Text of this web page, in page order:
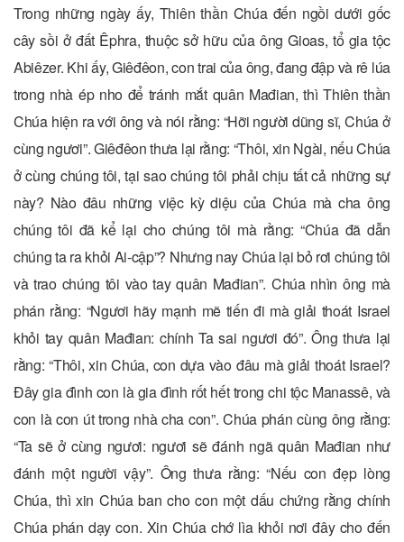
Trong những ngày ấy, Thiên thần Chúa đến ngồi dưới gốc
cây sồi ở đất Êphra, thuộc sở hữu của ông Gioas, tổ gia tộc
Abiêzer. Khi ấy, Giêđêon, con trai của ông, đang đập và rê lúa
trong nhà ép nho để tránh mắt quân Mađian, thì Thiên thần
Chúa hiện ra với ông và nói rằng: “Hỡi người dũng sĩ, Chúa ở
cùng ngươi”. Giêđêon thưa lại rằng: “Thôi, xin Ngài, nếu Chúa
ở cùng chúng tôi, tại sao chúng tôi phải chịu tất cả những sự
này? Nào đâu những việc kỳ diệu của Chúa mà cha ông
chúng tôi đã kể lại cho chúng tôi mà rằng: “Chúa đã dẫn
chúng ta ra khỏi Ai-cập”? Nhưng nay Chúa lại bỏ rơi chúng tôi
và trao chúng tôi vào tay quân Mađian”. Chúa nhìn ông mà
phán rằng: “Ngươi hãy mạnh mẽ tiến đi mà giải thoát Israel
khỏi tay quân Mađian: chính Ta sai ngươi đó”. Ông thưa lại
rằng: “Thôi, xin Chúa, con dựa vào đâu mà giải thoát Israel?
Ðây gia đình con là gia đình rốt hết trong chi tộc Manassê, và
con là con út trong nhà cha con”. Chúa phán cùng ông rằng:
“Ta sẽ ở cùng ngươi: ngươi sẽ đánh ngã quân Mađian như
đánh một người vậy”. Ông thưa rằng: “Nếu con đẹp lòng
Chúa, thì xin Chúa ban cho con một dấu chứng rằng chính
Chúa phán dạy con. Xin Chúa chớ lìa khỏi nơi đây cho đến